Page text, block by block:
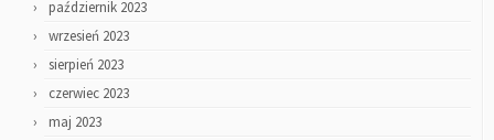
październik 2023
wrzesień 2023
sierpień 2023
czerwiec 2023
maj 2023